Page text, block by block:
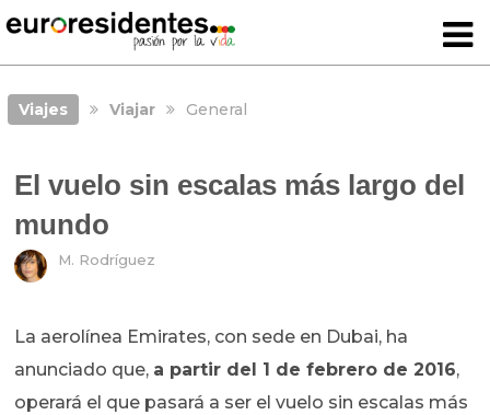
Viajes Viajar General
El vuelo sin escalas más largo del
mundo
M. Rodríguez
La aerolínea Emirates, con sede en Dubai, ha
anunciado que, a partir del 1 de febrero de 2016,
operará el que pasará a ser el vuelo sin escalas más